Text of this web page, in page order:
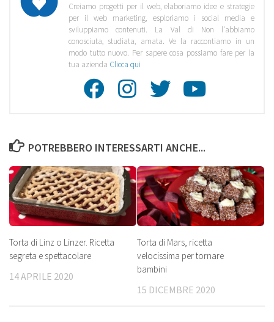
Creiamo progetti per il web, elaboriamo idee e strategie
per il web marketing, esploriamo i social media e
sviluppiamo contenuti. La Val di Non l'abbiamo
conosciuta, studiata, amata. Ve la raccontiamo in un
modo tutto nuovo. Per sapere cosa possiamo fare per la
tua azienda Clicca qui
Facebook
POTREBBERO INTERESSARTI ANCHE...
Torta di Linz o Linzer. Ricetta
segreta e spettacolare
14 APRILE 2020
Torta di Mars, ricetta
velocissima per tornare
bambini
15 DICEMBRE 2020